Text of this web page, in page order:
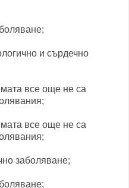
и сърдечно
все още не са
все още не са
заболяване;